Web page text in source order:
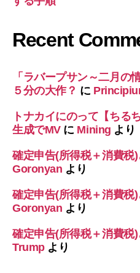
Recent
「ラバープサン～二月の
５分の大作？ に
トナカイにのって【ちる
生成でMVに Mining より
確定申告(所得税＋消費税
Goronyan より
確定申告(所得税＋消費税
Goronyan より
確定申告(所得税＋消費税
Trumpより